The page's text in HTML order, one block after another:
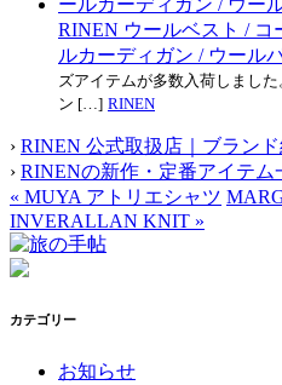
RINEN ウールベスト / コ
ルカーディガン / ウール
ズアイテムが多数入荷しまし
ン […] RINEN
› RINEN 公式取扱店｜ブラン
› RINENの新作・定番アイテム
« MUYA アトリエシャツ
INVERALLAN KNIT »
カテゴリー
お知らせ